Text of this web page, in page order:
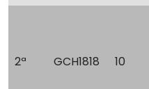
2ª GCH1818 10